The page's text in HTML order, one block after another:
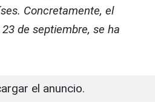
Concretamente, el
de septiembre, se ha
el anuncio.